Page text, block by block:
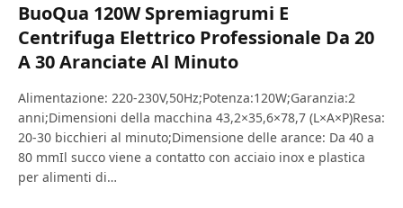
BuoQua 120W Spremiagrumi E
Centrifuga Elettrico Professionale Da 20
A 30 Aranciate Al Minuto
Alimentazione: 220-230V,50Hz;Potenza:120W;Garanzia:2
anni;Dimensioni della macchina 43,2×35,6×78,7 (L×A×P)Resa:
20-30 bicchieri al minuto;Dimensione delle arance: Da 40 a
80 mmIl succo viene a contatto con acciaio inox e plastica
per alimenti di…